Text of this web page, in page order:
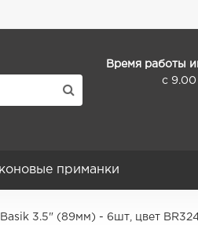
Время работы
с 9.00
приманки
3.5" (89мм) - 6шт, цвет